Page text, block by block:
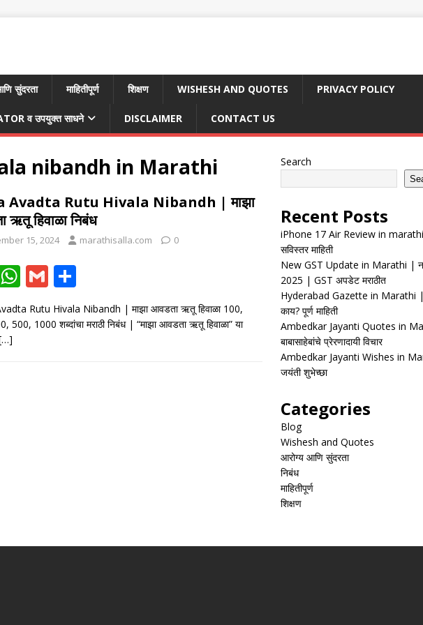
सुंदरता माहितीपूर्ण शिक्षण WISHESH AND QUOTES PRIVACY POLICY
व उपयुक्त साधने DISCLAIMER CONTACT US
nibandh in Marathi
Avadta Rutu Hivala Nibandh | माझा
ऋतू हिवाळा निबंध
15, 2024 marathisalla.com 0
W
h
at
G
m
ai
h
ar
Rutu Hivala Nibandh | माझा आवडता ऋतू हिवाळा 100,
500, 1000 शब्दांचा मराठी निबंध | “माझा आवडता ऋतू हिवाळा” या
Search
Recent Posts
iPhone 17 Air Review in
सविस्तर माहिती
New GST Update in Marathi |
2025 | GST अपडेट मराठीत
Hyderabad Gazette in Marathi |
काय? पूर्ण माहिती
Ambedkar Jayanti Quotes in
बाबासाहेबांचे प्रेरणादायी विचार
Ambedkar Jayanti Wishes in
जयंती शुभेच्छा
Categories
Blog
Wishesh and Quotes
आरोग्य आणि सुंदरता
निबंध
माहितीपूर्ण
शिक्षण